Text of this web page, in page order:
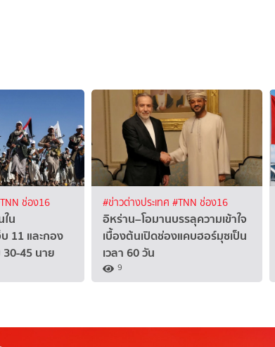
ช่อง16
น
11 และกอง
30-45 นาย
#ข่าวต่างประเทศ #TNN ช่อง16
อิหร่าน–โอมานบรรลุความเข้าใจ
เบื้องต้นเปิดช่องแคบฮอร์มุซเป็น
เวลา 60 วัน
9